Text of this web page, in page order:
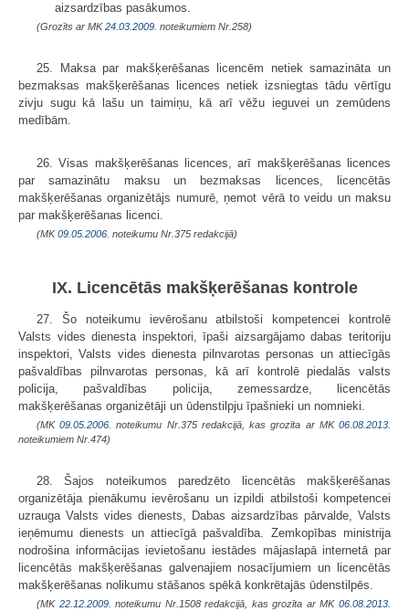
aizsardzības pasākumos.
(Grozīts ar MK24.03.2009. noteikumiem Nr.258)
25. Maksa par makšķerēšanas licencēm netiek samazināta un
bezmaksas makšķerēšanas licences netiek izsniegtas tādu vērtīgu
zivju sugu kā lašu un taimiņu, kā arī vēžu ieguvei un zemūdens
medībām.
26. Visas makšķerēšanas licences, arī makšķerēšanas licences
par samazinātu maksu un bezmaksas licences, licencētās
makšķerēšanas organizētājs numurē, ņemot vērā to veidu un maksu
par makšķerēšanas licenci.
(MK09.05.2006. noteikumu Nr.375 redakcijā)
IX. Licencētās makšķerēšanas kontrole
27. Šo noteikumu ievērošanu atbilstoši kompetencei kontrolē
Valsts vides dienesta inspektori, īpaši aizsargājamo dabas teritoriju
inspektori, Valsts vides dienesta pilnvarotas personas un attiecīgās
pašvaldības pilnvarotas personas, kā arī kontrolē piedalās valsts
policija, pašvaldības policija, zemessardze, licencētās
makšķerēšanas organizētāji un ūdenstilpju īpašnieki un nomnieki.
(MK09.05.2006. noteikumu Nr.375 redakcijā, kas grozīta ar MK06.08.2013.
noteikumiem Nr.474)
28. Šajos noteikumos paredzēto licencētās makšķerēšanas
organizētāja pienākumu ievērošanu un izpildi atbilstoši kompetencei
uzrauga Valsts vides dienests, Dabas aizsardzības pārvalde, Valsts
ieņēmumu dienests un attiecīgā pašvaldība. Zemkopības ministrija
nodrošina informācijas ievietošanu iestādes mājaslapā internetā par
licencētās makšķerēšanas galvenajiem nosacījumiem un licencētās
makšķerēšanas nolikumu stāšanos spēkā konkrētajās ūdenstilpēs.
(MK 22.12.2009. noteikumu Nr.1508 redakcijā, kas grozīta ar MK06.08.2013.